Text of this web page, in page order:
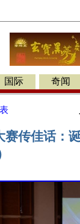
国际 奇闻
赛传佳话：